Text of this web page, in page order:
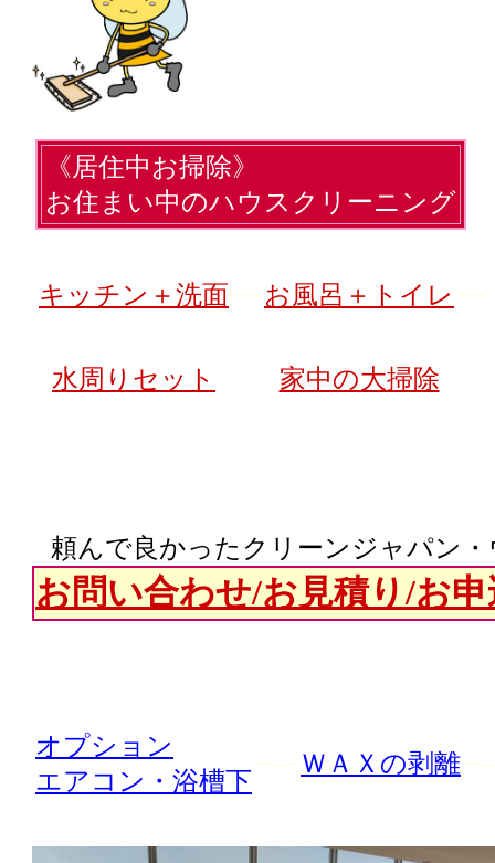
《居住中お掃除》
お住まい中のハウスクリーニング
キッチン＋洗面 ---- お風呂＋トイレ ----
水周りセット 家中の大掃除
頼んで良かったクリーンジャパン・
お問い合わせ/お見積り/お
オプション
エアコン・浴槽下
------ ＷＡＸの剥離